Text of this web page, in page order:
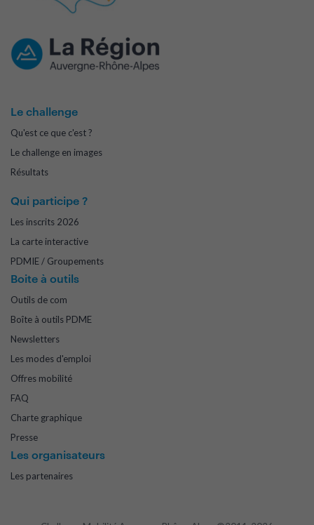
Le challenge
Qu'est ce que c'est ?
Le challenge en images
Résultats
Qui participe ?
Les inscrits 2026
La carte interactive
PDMIE / Groupements
Boite à outils
Outils de com
Boîte à outils PDME
Newsletters
Les modes d'emploi
Offres mobilité
FAQ
Charte graphique
Presse
Les organisateurs
Les partenaires